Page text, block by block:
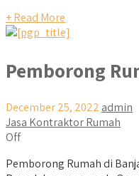
+ Read More
Pemborong
December 25, 2022 admin
Jasa Kontraktor Rumah
Off
Pemborong Rumah di